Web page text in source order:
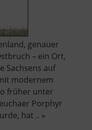
genauer
– ein Ort,
Sachsens auf
modernem
früher unter
Porphyr
hat .. »